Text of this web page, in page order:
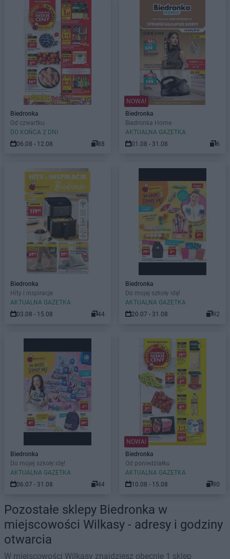
Biedronka
Od czwartku
DO KOŃCA 2 DNI
06.08 - 12.08
88
NOWA!
Biedronka
Biedronka Home
AKTUALNA GAZETKA
01.08 - 31.08
6
Biedronka
Hity i inspiracje
AKTUALNA GAZETKA
03.08 - 15.08
44
Biedronka
Do mojej szkoły idę!
AKTUALNA GAZETKA
20.07 - 31.08
92
Biedronka
Do mojej szkoły idę!
AKTUALNA GAZETKA
06.07 - 31.08
44
NOWA!
Biedronka
Od poniedziałku
AKTUALNA GAZETKA
10.08 - 15.08
90
Pozostałe sklepy Biedronka w
miejscowości Wilkasy - adresy i godziny
otwarcia
W miejscowości Wilkasy znajdziesz obecnie 1 sklep